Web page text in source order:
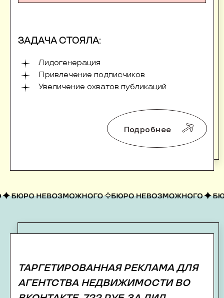
ЗАДАЧА СТОЯЛА:
Лидогенерация
Привлечение подписчиков
Увеличение охватов публикаций
Подробнее
ТАРГЕТИРОВАННАЯ РЕКЛАМА ДЛЯ
АГЕНТСТВА НЕДВИЖИМОСТИ ВО